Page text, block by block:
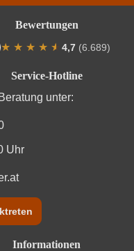
Zucker
Mengen von Fett,
Service-Hotline
unter:
Uhr
Informationen
Bewertungen
★ ★ ★ ★ ★
★ 4,7 (6.689)